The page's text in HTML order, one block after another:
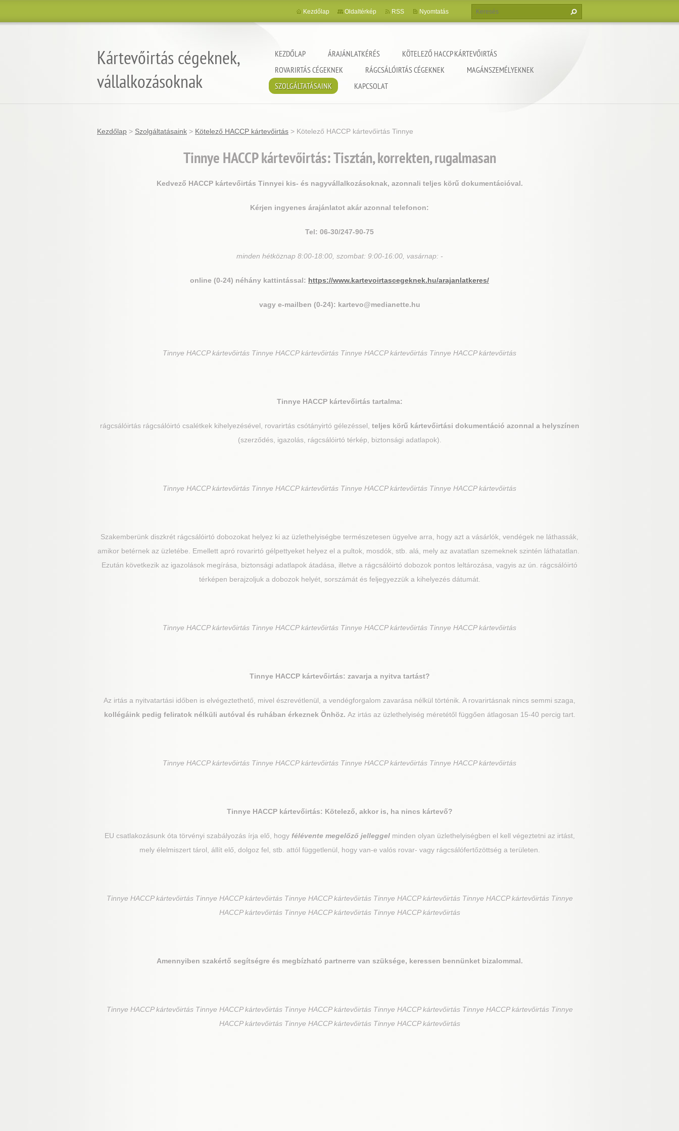
Kártevőirtás cégeknek,
vállalkozásoknak
KEZDŐLAP ÁRAJÁNLATKÉRÉS
KÖTELEZŐ HACCP KÁRTEVŐIRTÁS
ROVARIRTÁS CÉGEKNEK
RÁGCSÁLÓIRTÁS CÉGEKNEK
MAGÁNSZEMÉLYEKNEK
SZOLGÁLTATÁSAINK
KAPCSOLAT
Kezdőlap Oldaltérkép RSS Nyomtatás
Kezdőlap > Szolgáltatásaink > Kötelező HACCP kártevőirtás > Kötelező HACCP kártevőirtás Tinnye
Tinnye HACCP kártevőirtás: Tisztán, korrekten, rugalmasan
Kedvező HACCP kártevőirtás Tinnyei kis- és nagyvállalkozásoknak, azonnali teljes körű dokumentációval.
Kérjen ingyenes árajánlatot akár azonnal telefonon:
Tel: 06-30/247-90-75
minden hétköznap 8:00-18:00, szombat: 9:00-16:00, vasárnap: -
online (0-24) néhány kattintással: https://www.kartevoirtascegeknek.hu/arajanlatkeres/
vagy e-mailben (0-24): kartevo@medianette.hu
Tinnye HACCP kártevőirtás Tinnye HACCP kártevőirtás Tinnye HACCP kártevőirtás Tinnye HACCP kártevőirtás
Tinnye HACCP kártevőirtás tartalma:
rágcsálóirtás rágcsálóirtó csalétkek kihelyezésével, rovarirtás csótányirtó gélezéssel, teljes körű kártevőirtási dokumentáció azonnal a helyszínen
(szerződés, igazolás, rágcsálóirtó térkép, biztonsági adatlapok).
Tinnye HACCP kártevőirtás Tinnye HACCP kártevőirtás Tinnye HACCP kártevőirtás Tinnye HACCP kártevőirtás
Szakemberünk diszkrét rágcsálóirtó dobozokat helyez ki az üzlethelyiségbe természetesen ügyelve arra, hogy azt a vásárlók, vendégek ne láthassák,
amikor betérnek az üzletébe. Emellett apró rovarirtó gélpettyeket helyez el a pultok, mosdók, stb. alá, mely az avatatlan szemeknek szintén láthatatlan.
Ezután következik az igazolások megírása, biztonsági adatlapok átadása, illetve a rágcsálóirtó dobozok pontos leltározása, vagyis az ún. rágcsálóirtó
térképen berajzoljuk a dobozok helyét, sorszámát és feljegyezzük a kihelyezés dátumát.
Tinnye HACCP kártevőirtás Tinnye HACCP kártevőirtás Tinnye HACCP kártevőirtás Tinnye HACCP kártevőirtás
Tinnye HACCP kártevőirtás: zavarja a nyitva tartást?
Az irtás a nyitvatartási időben is elvégeztethető, mivel észrevétlenül, a vendégforgalom zavarása nélkül történik. A rovarirtásnak nincs semmi szaga,
kollégáink pedig feliratok nélküli autóval és ruhában érkeznek Önhöz. Az irtás az üzlethelyiség méretétől függően átlagosan 15-40 percig tart.
Tinnye HACCP kártevőirtás Tinnye HACCP kártevőirtás Tinnye HACCP kártevőirtás Tinnye HACCP kártevőirtás
Tinnye HACCP kártevőirtás: Kötelező, akkor is, ha nincs kártevő?
EU csatlakozásunk óta törvényi szabályozás írja elő, hogy félévente megelőző jelleggelminden olyan üzlethelyiségben el kell végeztetni az irtást,
mely élelmiszert tárol, állít elő, dolgoz fel, stb. attól függetlenül, hogy van-e valós rovar- vagy rágcsálófertőzöttség a területen.
Tinnye HACCP kártevőirtás Tinnye HACCP kártevőirtás Tinnye HACCP kártevőirtás Tinnye HACCP kártevőirtás Tinnye HACCP kártevőirtás Tinnye
HACCP kártevőirtás Tinnye HACCP kártevőirtás Tinnye HACCP kártevőirtás
Amennyiben szakértő segítségre és megbízható partnerre van szüksége, keressen bennünket bizalommal.
Tinnye HACCP kártevőirtás Tinnye HACCP kártevőirtás Tinnye HACCP kártevőirtás Tinnye HACCP kártevőirtás Tinnye HACCP kártevőirtás Tinnye
HACCP kártevőirtás Tinnye HACCP kártevőirtás Tinnye HACCP kártevőirtás